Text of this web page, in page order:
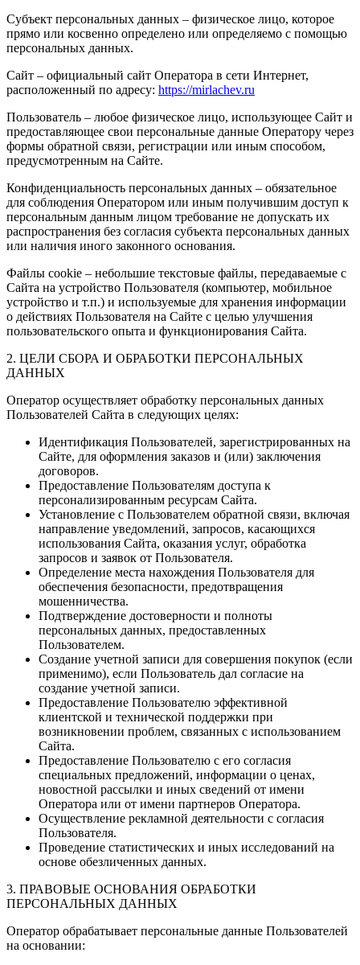
Субъект персональных данных – физическое лицо, которое
прямо или косвенно определено или определяемо с помощью
персональных данных.
Сайт – официальный сайт Оператора в сети Интернет,
расположенный по адресу: https://mirlachev.ru
Пользователь – любое физическое лицо, использующее Сайт и
предоставляющее свои персональные данные Оператору через
формы обратной связи, регистрации или иным способом,
предусмотренным на Сайте.
Конфиденциальность персональных данных – обязательное
для соблюдения Оператором или иным получившим доступ к
персональным данным лицом требование не допускать их
распространения без согласия субъекта персональных данных
или наличия иного законного основания.
Файлы cookie – небольшие текстовые файлы, передаваемые с
Сайта на устройство Пользователя (компьютер, мобильное
устройство и т.п.) и используемые для хранения информации
о действиях Пользователя на Сайте с целью улучшения
пользовательского опыта и функционирования Сайта.
2. ЦЕЛИ СБОРА И ОБРАБОТКИ ПЕРСОНАЛЬНЫХ
ДАННЫХ
Оператор осуществляет обработку персональных данных
Пользователей Сайта в следующих целях:
Идентификация Пользователей, зарегистрированных на
Сайте, для оформления заказов и (или) заключения
договоров.
Предоставление Пользователям доступа к
персонализированным ресурсам Сайта.
Установление с Пользователем обратной связи, включая
направление уведомлений, запросов, касающихся
использования Сайта, оказания услуг, обработка
запросов и заявок от Пользователя.
Определение места нахождения Пользователя для
обеспечения безопасности, предотвращения
мошенничества.
Подтверждение достоверности и полноты
персональных данных, предоставленных
Пользователем.
Создание учетной записи для совершения покупок (если
применимо), если Пользователь дал согласие на
создание учетной записи.
Предоставление Пользователю эффективной
клиентской и технической поддержки при
возникновении проблем, связанных с использованием
Сайта.
Предоставление Пользователю с его согласия
специальных предложений, информации о ценах,
новостной рассылки и иных сведений от имени
Оператора или от имени партнеров Оператора.
Осуществление рекламной деятельности с согласия
Пользователя.
Проведение статистических и иных исследований на
основе обезличенных данных.
3. ПРАВОВЫЕ ОСНОВАНИЯ ОБРАБОТКИ
ПЕРСОНАЛЬНЫХ ДАННЫХ
Оператор обрабатывает персональные данные Пользователей
на основании: